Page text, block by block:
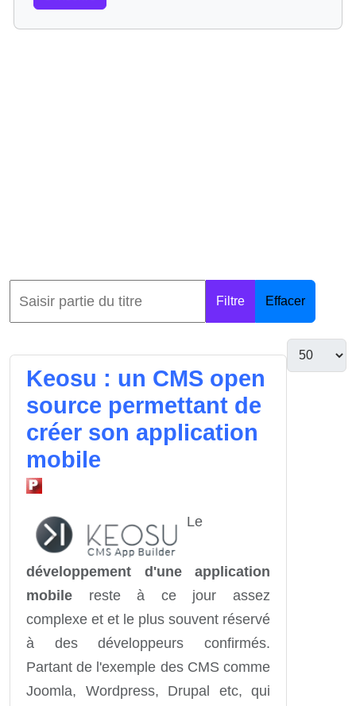
Filtre Effacer
Keosu : un CMS open
source permettant de
créer son application
mobile
Le
développement d'une application
mobile reste à ce jour assez
complexe et et le plus souvent réservé
à des développeurs confirmés.
Partant de l'exemple des CMS comme
Joomla, Wordpress, Drupal etc, qui